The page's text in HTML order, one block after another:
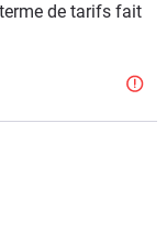
de tarifs fait